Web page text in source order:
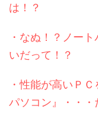
は！？
・なぬ！？ノー
いだって！？
・性能が高いＰ
パソコン』・・・